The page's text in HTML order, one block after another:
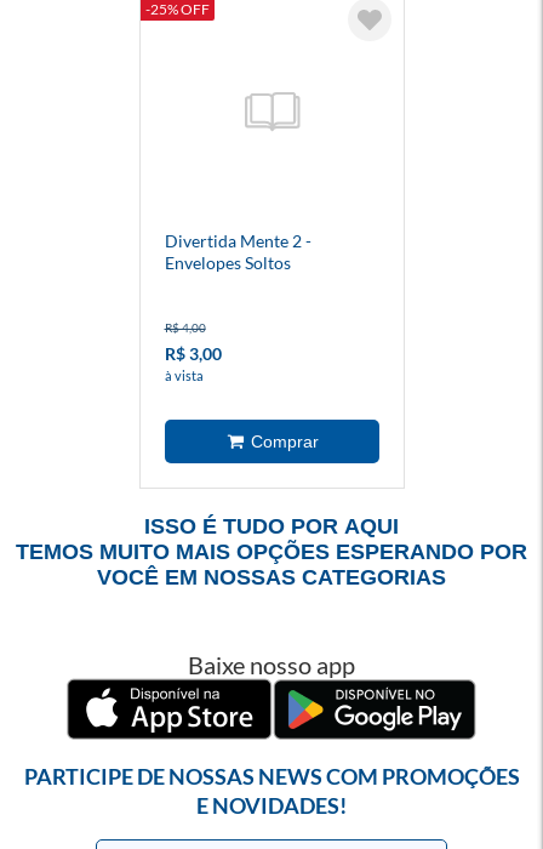
-25% OFF
Divertida Mente 2 -
Envelopes Soltos
R$ 4,00
R$ 3,00
à vista
ISSO É TUDO POR AQUI
TEMOS MUITO MAIS OPÇÕES ESPERANDO POR
VOCÊ EM NOSSAS CATEGORIAS
Baixe nosso app
PARTICIPE DE NOSSAS NEWS COM PROMOÇÕES
E NOVIDADES!